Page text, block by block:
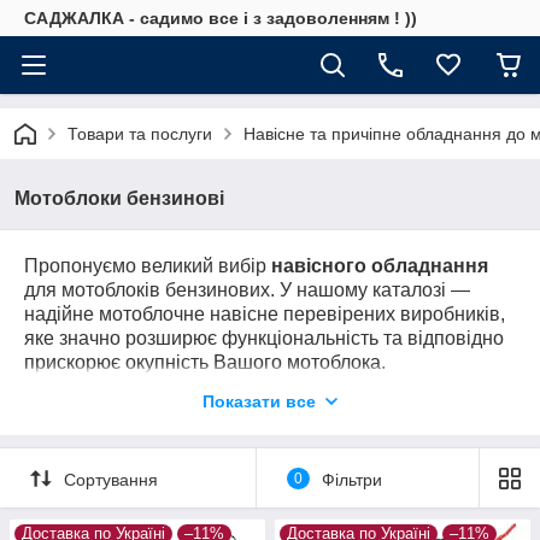
САДЖАЛКА - садимо все і з задоволенням ! ))
Товари та послуги Навісне та причіпне обладнання до
Мотоблоки бензинові
Пропонуємо великий вибір навісного обладнання
для мотоблоків бензинових. У нашому каталозі —
надійне мотоблочне навісне перевірених виробників,
яке значно розширює функціональність та відповідно
прискорює окупність Вашого мотоблока.
ПІДБЕРЕМО
Чому варто обрати купівлю в магазині
Показати все
Сортування 0 Фільтри
Доставка по Україні –11% Доставка по Україні –11%